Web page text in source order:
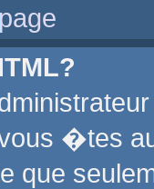
�tes
que